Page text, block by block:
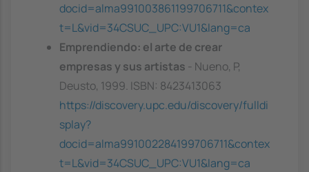
docid=alma991003861199706711&contex
t=L&vid=34CSUC_UPC:VU1&lang=ca
Emprendiendo: el arte de crear
empresas y sus artistas
- Nueno, P,
Deusto, 1999. ISBN: 8423413063
https://discovery.upc.edu/discovery/fulldi
splay?
docid=alma991002284199706711&contex
t=L&vid=34CSUC_UPC:VU1&lang=ca